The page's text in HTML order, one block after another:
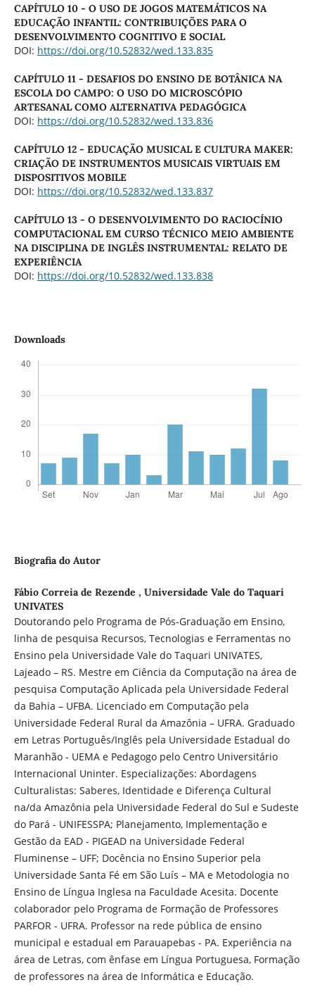
CAPÍTULO 10 - O USO DE JOGOS MATEMÁTICOS NA
EDUCAÇÃO INFANTIL: CONTRIBUIÇÕES PARA O
DESENVOLVIMENTO COGNITIVO E SOCIAL
DOI: https://doi.org/10.52832/wed.133.835
CAPÍTULO 11 - DESAFIOS DO ENSINO DE BOTÂNICA NA
ESCOLA DO CAMPO: O USO DO MICROSCÓPIO
ARTESANAL COMO ALTERNATIVA PEDAGÓGICA
DOI: https://doi.org/10.52832/wed.133.836
CAPÍTULO 12 - EDUCAÇÃO MUSICAL E CULTURA MAKER:
CRIAÇÃO DE INSTRUMENTOS MUSICAIS VIRTUAIS EM
DISPOSITIVOS MOBILE
DOI: https://doi.org/10.52832/wed.133.837
CAPÍTULO 13 - O DESENVOLVIMENTO DO RACIOCÍNIO
COMPUTACIONAL EM CURSO TÉCNICO MEIO AMBIENTE
NA DISCIPLINA DE INGLÊS INSTRUMENTAL: RELATO DE
EXPERIÊNCIA
DOI: https://doi.org/10.52832/wed.133.838
Downloads
Biografia do Autor
Fábio Correia de Rezende , Universidade Vale do Taquari
UNIVATES
Doutorando pelo Programa de Pós-Graduação em Ensino,
linha de pesquisa Recursos, Tecnologias e Ferramentas no
Ensino pela Universidade Vale do Taquari UNIVATES,
Lajeado – RS. Mestre em Ciência da Computação na área de
pesquisa Computação Aplicada pela Universidade Federal
da Bahia – UFBA. Licenciado em Computação pela
Universidade Federal Rural da Amazônia – UFRA. Graduado
em Letras Português/Inglês pela Universidade Estadual do
Maranhão - UEMA e Pedagogo pelo Centro Universitário
Internacional Uninter. Especializações: Abordagens
Culturalistas: Saberes, Identidade e Diferença Cultural
na/da Amazônia pela Universidade Federal do Sul e Sudeste
do Pará - UNIFESSPA; Planejamento, Implementação e
Gestão da EAD - PIGEAD na Universidade Federal
Fluminense – UFF; Docência no Ensino Superior pela
Universidade Santa Fé em São Luís – MA e Metodologia no
Ensino de Língua Inglesa na Faculdade Acesita. Docente
colaborador pelo Programa de Formação de Professores
PARFOR - UFRA. Professor na rede pública de ensino
municipal e estadual em Parauapebas - PA. Experiência na
área de Letras, com ênfase em Língua Portuguesa, Formação
de professores na área de Informática e Educação.